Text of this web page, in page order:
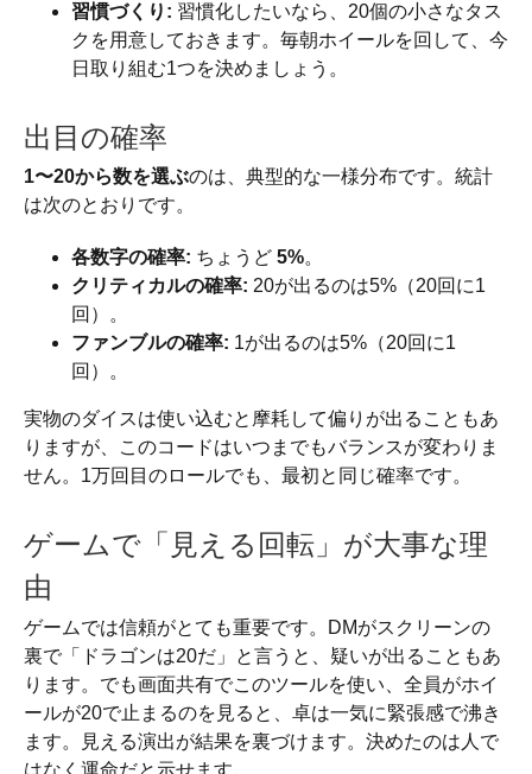
習慣づくり: 習慣化したいなら、20個の小さなタス
クを用意しておきます。毎朝ホイールを回して、今
日取り組む1つを決めましょう。
出目の確率
1〜20から数を選ぶのは、典型的な一様分布です。統計
は次のとおりです。
各数字の確率: ちょうど 5%。
クリティカルの確率: 20が出るのは5%（20回に1
回）。
ファンブルの確率: 1が出るのは5%（20回に1
回）。
実物のダイスは使い込むと摩耗して偏りが出ることもあ
りますが、このコードはいつまでもバランスが変わりま
せん。1万回目のロールでも、最初と同じ確率です。
ゲームで「見える回転」が大事な理
由
ゲームでは信頼がとても重要です。DMがスクリーンの
裏で「ドラゴンは20だ」と言うと、疑いが出ることもあ
ります。でも画面共有でこのツールを使い、全員がホイ
ールが20で止まるのを見ると、卓は一気に緊張感で沸き
ます。見える演出が結果を裏づけます。決めたのは人で
はなく運命だと示せます。